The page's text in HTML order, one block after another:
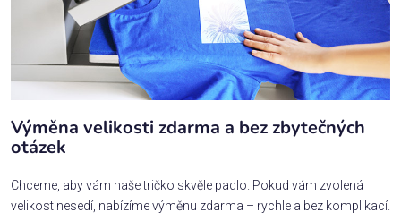
Výměna velikosti zdarma a bez zbytečných
otázek
Chceme, aby vám naše tričko skvěle padlo. Pokud vám zvolená
velikost nesedí, nabízíme výměnu zdarma – rychle a bez komplikací.